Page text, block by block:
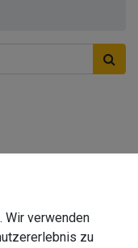
Wir verwenden
zu